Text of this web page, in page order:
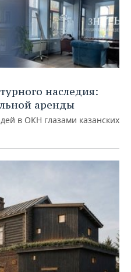
наследия:
аренды
в ОКН глазами казанских